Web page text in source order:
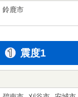
鈴鹿市
震度1